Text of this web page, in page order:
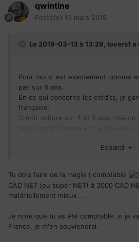
qwintine
Posté(e) 13 mars 2019
Le 2019-03-13 à 13:29, lovers1 a
Pour moi c' est exactement comme
pas sur 8 ans.
En ce qui concerne les crédits, je
française.
Crédit voiture sur 4 et 5 ans, maison
Si t es pas capable C'est que tu as
Tes 6000 CAD c' est en
absolument aucune valeur.
Je viens de faire le calcul et nous
de 6000 CAD par mois.
bien.
Expand
Tu dois faire de la magie ( comptable
CAD NET (ou super NET) à 3000 CAD
matériellement mieux ...
Je note que tu as été comptable, si je
France, je m'en souviendrai.